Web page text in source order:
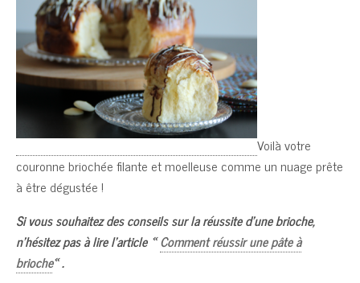
Voilà votre
couronne briochée filante et moelleuse comme un nuage prête
à être dégustée !
Si vous souhaitez des conseils sur la réussite d’une brioche,
n’hésitez pas à lire l’article «Comment réussir une pâte à
brioche« .